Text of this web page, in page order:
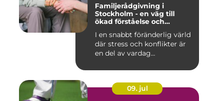
Familjerådgivning i
Stockholm - en väg till
ökad förståelse och
I en snabbt föränderlig värld
där stress och konflikter är
en del av vardag...
09. jul